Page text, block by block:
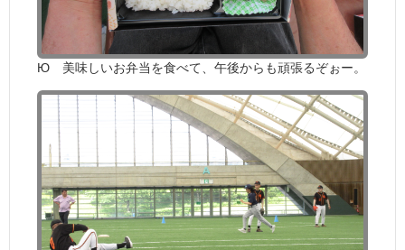
Ю 美味しいお弁当を食べて、午後からも頑張るぞぉー。